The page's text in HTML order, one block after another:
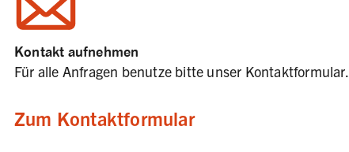
Kontakt aufnehmen
Für alle Anfragen benutze bitte unser Kontaktformular.
Zum Kontaktformular